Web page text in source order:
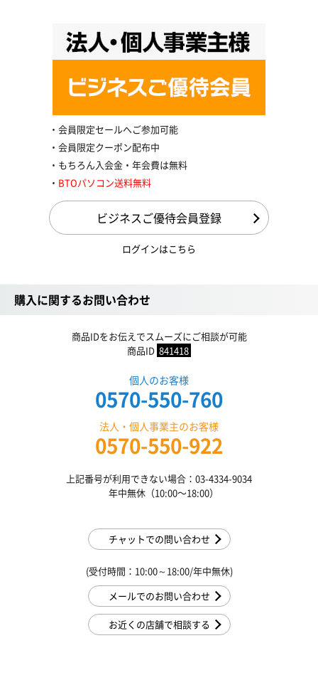
会員限定セールへご参加可能
会員限定クーポン配布中
もちろん入会金・年会費は無料
BTOパソコン送料無料
ビジネスご優待会員登録
ログインはこちら
購入に関するお問い合わせ
商品IDをお伝えでスムーズにご相談が可能
商品ID 841418
個人のお客様
0570-550-760
法人・個人事業主のお客様
0570-550-922
上記番号が利用できない場合：03-4334-9034
年中無休（10:00〜18:00）
チャットでの問い合わせ
(受付時間：10:00～18:00/年中無休)
メールでのお問い合わせ
お近くの店舗で相談する